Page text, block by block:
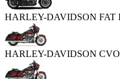
HARLEY-DAVIDSON FAT
HARLEY-DAVIDSON